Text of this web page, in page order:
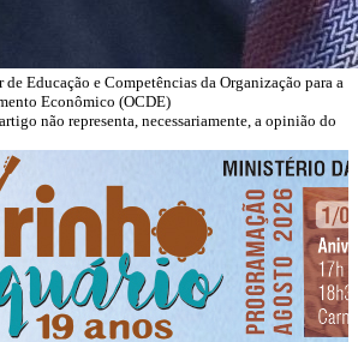
Educação e Competências da Organização para a
Econômico (OCDE)
não representa, necessariamente, a opinião do